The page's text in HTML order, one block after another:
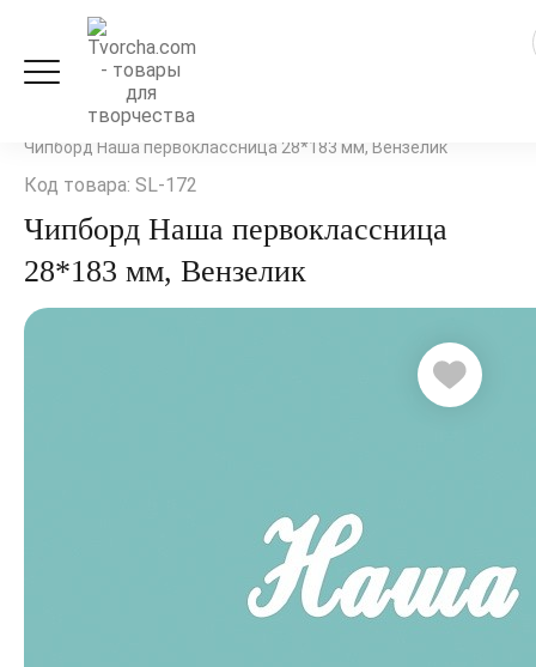
Скрапбукинг Декор и украшения
Чипборд Наша первоклассница 28*183 мм, Вензелик
Код товара: SL-172
Чипборд Наша первоклассница
28*183 мм, Вензелик